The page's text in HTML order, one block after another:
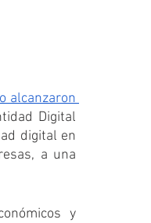
alcanzaron
Digital
digital en
a una
y